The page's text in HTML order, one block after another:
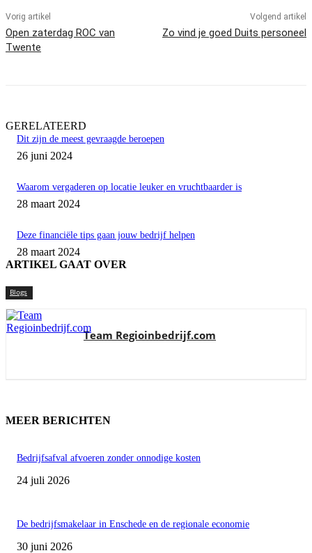
Vorig artikel
Open zaterdag ROC van
Twente
Volgend artikel
Zo vind je goed Duits personeel
GERELATEERD
Dit zijn de meest gevraagde beroepen
26 juni 2024
Waarom vergaderen op locatie leuker en vruchtbaarder is
28 maart 2024
Deze financiële tips gaan jouw bedrijf helpen
28 maart 2024
ARTIKEL GAAT OVER
Blogs
Team Regioinbedrijf.com
MEER BERICHTEN
Bedrijfsafval afvoeren zonder onnodige kosten
24 juli 2026
De bedrijfsmakelaar in Enschede en de regionale economie
30 juni 2026